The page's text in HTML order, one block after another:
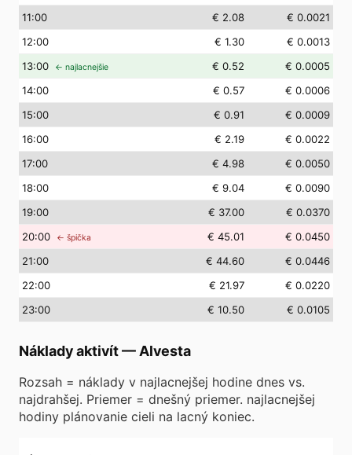
11:00 € 2.08
€ 0.0021
12:00 € 1.30
€ 0.0013
13:00 ← najlacnejšie € 0.52
€ 0.0005
14:00 € 0.57
€ 0.0006
15:00 € 0.91
€ 0.0009
16:00 € 2.19
€ 0.0022
17:00 € 4.98
€ 0.0050
18:00 € 9.04
€ 0.0090
19:00 € 37.00
€ 0.0370
20:00 ← špička € 45.01
€ 0.0450
21:00 € 44.60
€ 0.0446
22:00 € 21.97
€ 0.0220
23:00 € 10.50 € 0.0105
Náklady aktivít— Alvesta
Rozsah = náklady v najlacnejšej hodine dnes vs.
najdrahšej. Priemer = dnešný priemer. najlacnejšej
hodiny plánovanie cieli na lacný koniec.